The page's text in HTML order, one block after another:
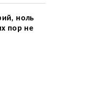
ноль
пор не